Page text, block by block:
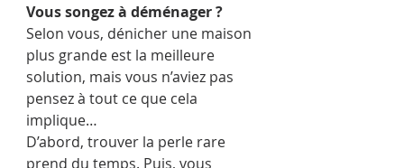
Vous songez à déménager ?
Selon vous, dénicher une maison
plus grande est la meilleure
solution, mais vous n’aviez pas
pensez à tout ce que cela
implique…
D’abord, trouver la perle rare
prend du temps. Puis, vous